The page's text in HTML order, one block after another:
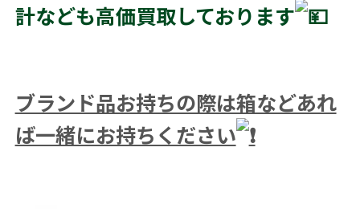
計なども高価買取しております
ブランド品お持ちの際は箱などあれ
ば一緒にお持ちください